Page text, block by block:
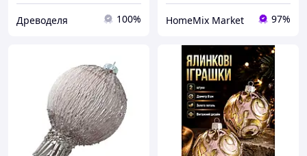
Древоделя 100% HomeMix Market 97%